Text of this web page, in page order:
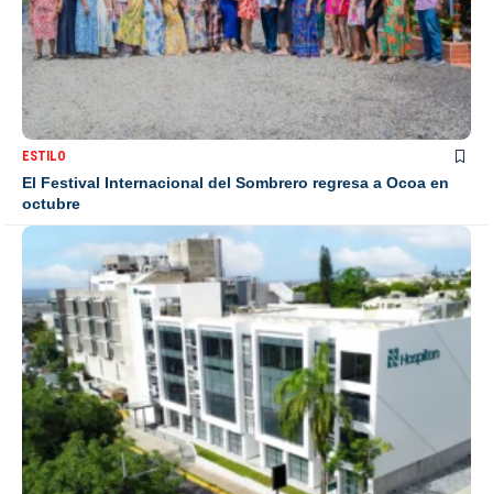
ESTILO
El Festival Internacional del Sombrero regresa a Ocoa en
octubre